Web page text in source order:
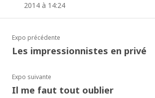
2014 à 14:24
Expo précédente
Les impressionnistes en privé
Expo suivante
Il me faut tout oublier